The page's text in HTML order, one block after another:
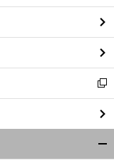
ン
ド
ウ
で
開
く
新
し
い
ウ
ィ
ン